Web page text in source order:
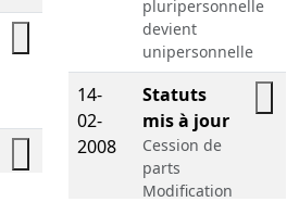
Télécharger le PDF
Télécharger le PDF
pluripersonnelle
devient
unipersonnelle
14-
02-
2008
Statuts
mis à jour
Cession de
parts
Modification